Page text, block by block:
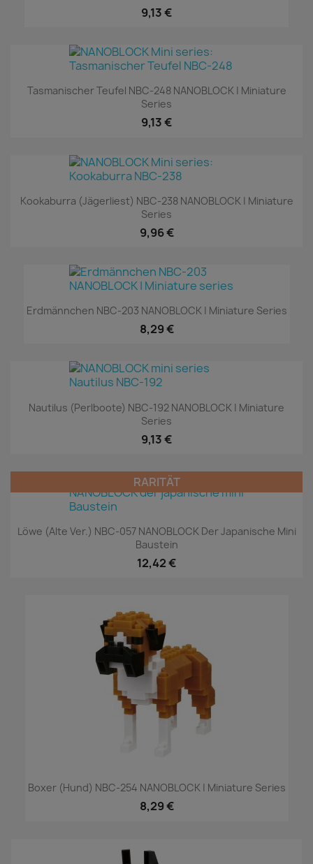
9,13 €
Tasmanischer Teufel NBC-248 NANOBLOCK | Miniature
Series
9,13 €
Kookaburra (Jägerliest) NBC-238 NANOBLOCK | Miniature
Series
9,96 €
Erdmännchen NBC-203 NANOBLOCK | Miniature Series
8,29 €
Nautilus (Perlboote) NBC-192 NANOBLOCK | Miniature
Series
9,13 €
Löwe (alte Ver.) NBC-057 NANOBLOCK Der Japanische Mini
Baustein
12,42 €
RARITÄT
Boxer (Hund) NBC-254 NANOBLOCK | Miniature Series
8,29 €